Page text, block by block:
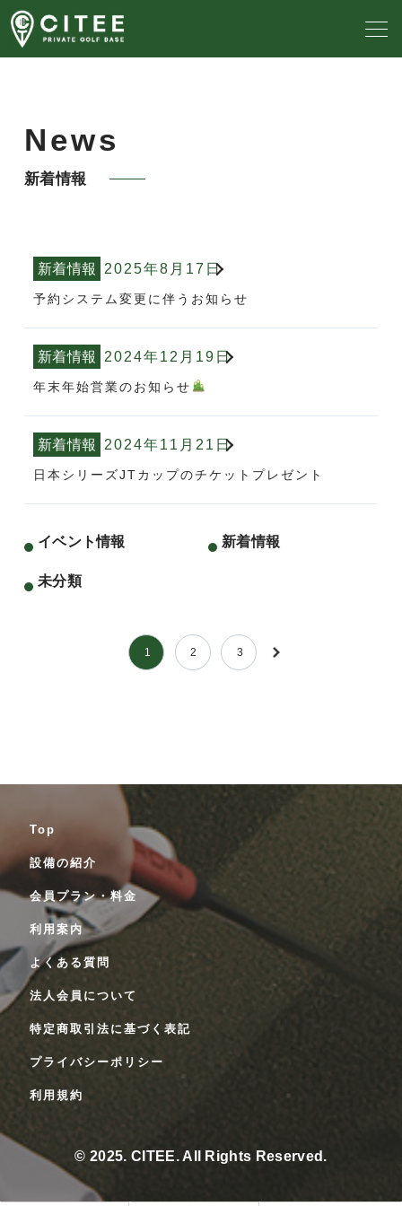
News
新着情報
新着情報 2025年8月17日
予約システム変更に伴うお知らせ
新着情報 2024年12月19日
年末年始営業のお知らせ
新着情報 2024年11月21日
日本シリーズJTカップのチケットプレゼント
イベント情報 新着情報
未分類
1 2 3
Top
設備の紹介
会員プラン・料金
利用案内
よくある質問
法人会員について
特定商取引法に基づく表記
プライバシーポリシー
利用規約
© 2025. CITEE. All Rights Reserved.